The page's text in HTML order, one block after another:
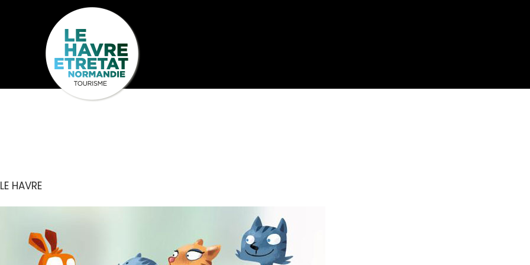
KANGOUROU KIDS LE
LE HAVRE
Cookies management panel